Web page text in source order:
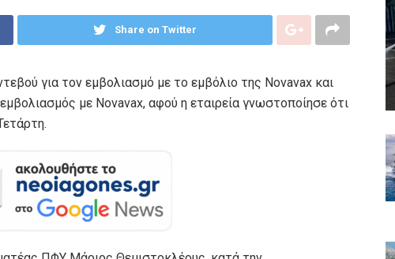
Share on Twitter
για τον εμβολιασμό με το εμβόλιο της Novavax και
με Novavax, αφού η εταιρεία γνωστοποίησε ότι